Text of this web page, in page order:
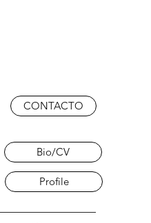
CONTACTO
Bio/CV
Profile